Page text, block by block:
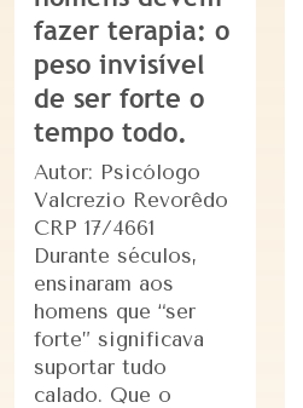
fazer terapia: o
peso invisível
de ser forte o
tempo todo.
Autor: Psicólogo
Valcrezio Revorêdo
CRP 17/4661
Durante séculos,
ensinaram aos
homens que “ser
forte” significava
suportar tudo
calado. Que o